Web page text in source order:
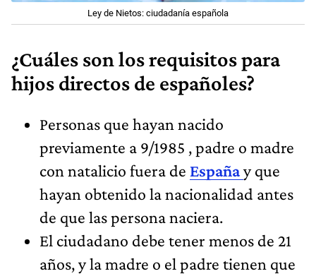
Ley de Nietos: ciudadanía española
¿Cuáles son los requisitos para
hijos directos de españoles?
Personas que hayan nacido
previamente a 9/1985 , padre o madre
con natalicio fuera de Españay que
hayan obtenido la nacionalidad antes
de que las persona naciera.
El ciudadano debe tener menos de 21
años, y la madre o el padre tienen que